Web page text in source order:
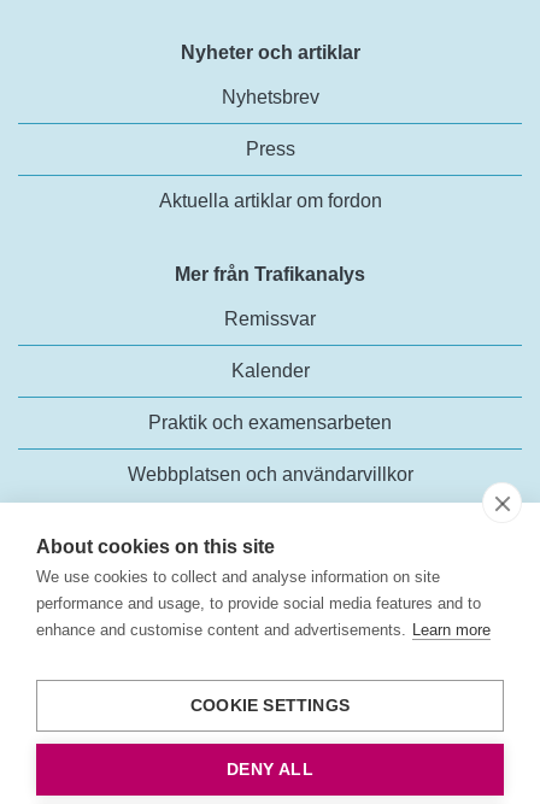
About cookies on this site
We use cookies to collect and analyse information on site
performance and usage, to provide social media features and to
enhance and customise content and advertisements. Learn more
COOKIE SETTINGS
DENY ALL
Nyheter och artiklar
Nyhetsbrev
Press
Aktuella artiklar om fordon
Mer från Trafikanalys
Remissvar
Kalender
Praktik och examensarbeten
Webbplatsen och användarvillkor
Rosenlundsgatan 54
118 63 Stockholm
+46 (0)10-414 42 00